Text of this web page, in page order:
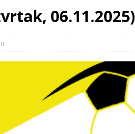
06.11.2025)
0